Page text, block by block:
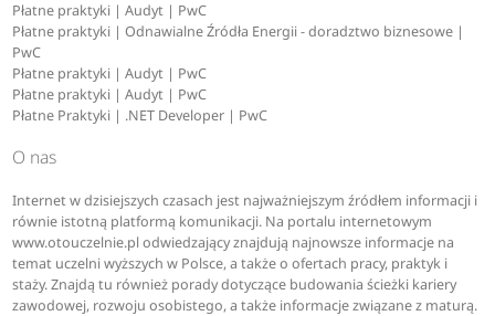
Płatne praktyki | Audyt | PwC
Płatne praktyki | Odnawialne Źródła Energii - doradztwo biznesowe |
PwC
Płatne praktyki | Audyt | PwC
Płatne praktyki | Audyt | PwC
Płatne Praktyki | .NET Developer | PwC
O nas
Internet w dzisiejszych czasach jest najważniejszym źródłem informacji i
równie istotną platformą komunikacji. Na portalu internetowym
www.otouczelnie.pl odwiedzający znajdują najnowsze informacje na
temat uczelni wyższych w Polsce, a także o ofertach pracy, praktyk i
staży. Znajdą tu również porady dotyczące budowania ścieżki kariery
zawodowej, rozwoju osobistego, a także informacje związane z maturą.